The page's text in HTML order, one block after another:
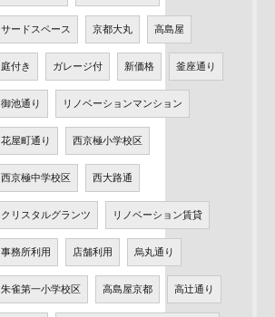
サードスペース 京都大丸 高島屋
庭付き ガレージ付 新価格 釜座通り
御池通り リノベーションマンション
花屋町通り 西京極小学校区
西京極中学校区 西大路通
クリスタルグランツ リノベーション賃貸
事務所利用 店舗利用 烏丸通り
朱雀第一小学校区 高島屋京都 高辻通り